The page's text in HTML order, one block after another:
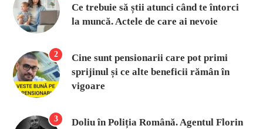
Ce trebuie să știi atunci când te întorci
la muncă. Actele de care ai nevoie
2
Cine sunt pensionarii care pot primi
sprijinul și ce alte beneficii rămân în
vigoare
3
Doliu în Poliția Română. Agentul Florin